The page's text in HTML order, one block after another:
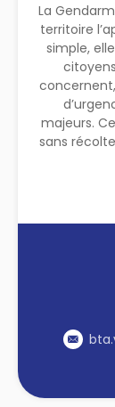
La
territoire
simple,
majeurs.
sans